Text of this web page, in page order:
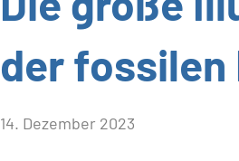
der
von
14. Dezember 2023